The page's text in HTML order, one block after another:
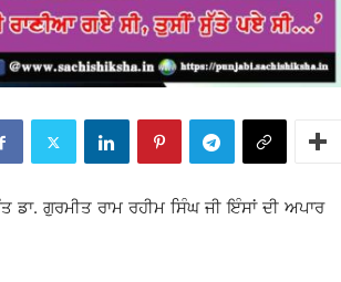
ਡਾ. ਗੁਰਮੀਤ ਰਾਮ ਰਹੀਮ ਸਿੰਘ ਜੀ ਇੰਸਾਂ ਦੀ ਅਪਾਰ